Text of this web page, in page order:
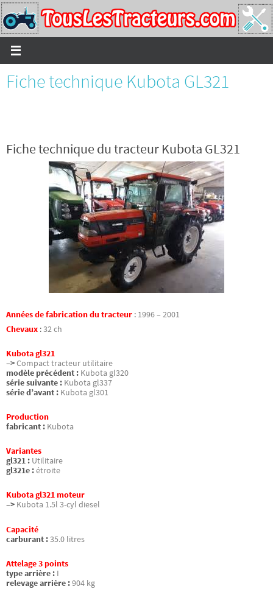
Passer
vers
le
contenu
Fiche technique Kubota GL321
Fiche technique du tracteur Kubota GL321
Années de fabrication du tracteur : 1996 – 2001
Chevaux :32 ch
Kubota gl321
–>Compact tracteur utilitaire
modèle précédent : Kubota gl320
série suivante : Kubota gl337
série d’avant : Kubota gl301
Production
fabricant : Kubota
Variantes
gl321 : Utilitaire
gl321e :étroite
Kubota gl321 moteur
–> Kubota 1.5l 3-cyl diesel
Capacité
carburant :35.0 litres
Attelage 3 points
type arrière : I
relevage arrière :904 kg